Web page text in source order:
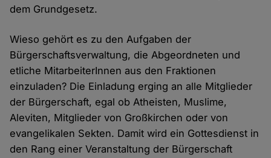
dem Grundgesetz.
Wieso gehört es zu den Aufgaben der
Bürgerschaftsverwaltung, die Abgeordneten und
etliche MitarbeiterInnen aus den Fraktionen
einzuladen? Die Einladung erging an alle Mitglieder
der Bürgerschaft, egal ob Atheisten, Muslime,
Aleviten, Mitglieder von Großkirchen oder von
evangelikalen Sekten. Damit wird ein Gottesdienst in
den Rang einer Veranstaltung der Bürgerschaft